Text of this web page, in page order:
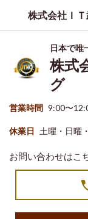
株式会社Ｉ
日本で唯
株式
グ
営業時間 9:00〜
休業日 土曜・日曜
お問い合わせはこ